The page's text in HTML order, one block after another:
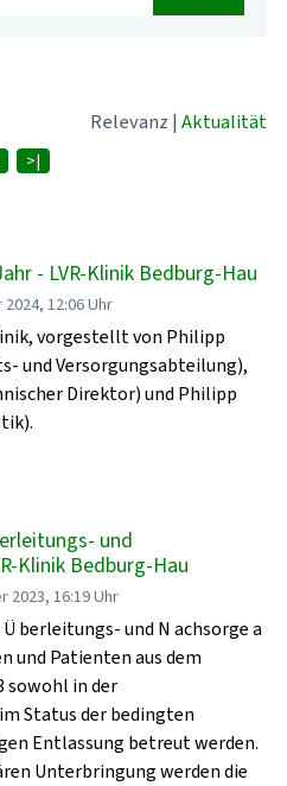
Relevanz | Aktualität
>|
- LVR-Klinik Bedburg-Hau
12:06 Uhr
vorgestellt von Philipp
und Versorgungsabteilung),
Direktor) und Philipp
und
Klinik Bedburg-Hau
2023, 16:19 Uhr
berleitungs- und N achsorge a
und Patienten aus dem
sowohl in der
Status der bedingten
Entlassung betreut werden.
Unterbringung werden die